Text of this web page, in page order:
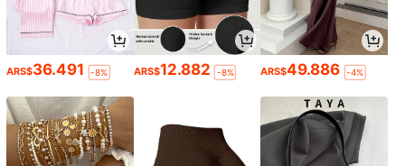
ARS$36.491 -8% ARS$12.882 -8% ARS$49.886 -4%